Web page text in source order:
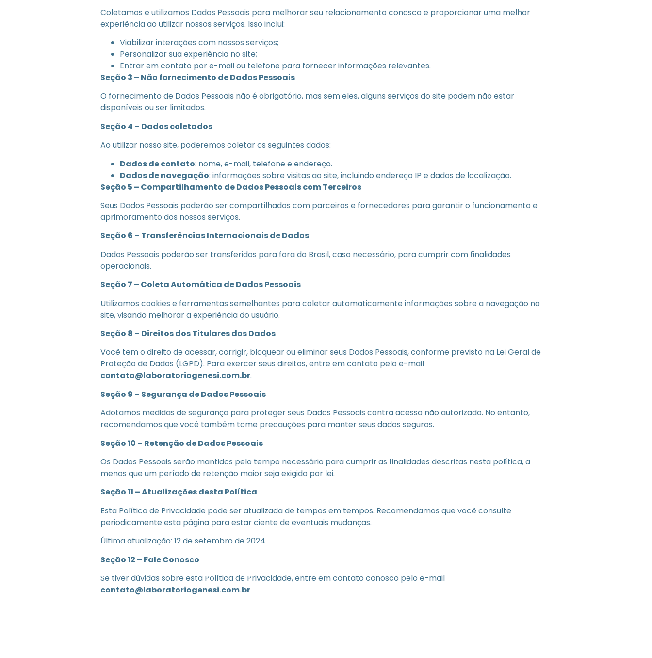
Coletamos e utilizamos Dados Pessoais para melhorar seu relacionamento conosco e proporcionar uma melhor
experiência ao utilizar nossos serviços. Isso inclui:
Viabilizar interações com nossos serviços;
Personalizar sua experiência no site;
Entrar em contato por e-mail ou telefone para fornecer informações relevantes.
Seção 3 – Não fornecimento de Dados Pessoais
O fornecimento de Dados Pessoais não é obrigatório, mas sem eles, alguns serviços do site podem não estar
disponíveis ou ser limitados.
Seção 4 – Dados coletados
Ao utilizar nosso site, poderemos coletar os seguintes dados:
Dados de contato: nome, e-mail, telefone e endereço.
Dados de navegação: informações sobre visitas ao site, incluindo endereço IP e dados de localização.
Seção 5 – Compartilhamento de Dados Pessoais com Terceiros
Seus Dados Pessoais poderão ser compartilhados com parceiros e fornecedores para garantir o funcionamento e
aprimoramento dos nossos serviços.
Seção 6 – Transferências Internacionais de Dados
Dados Pessoais poderão ser transferidos para fora do Brasil, caso necessário, para cumprir com finalidades
operacionais.
Seção 7 – Coleta Automática de Dados Pessoais
Utilizamos cookies e ferramentas semelhantes para coletar automaticamente informações sobre a navegação no
site, visando melhorar a experiência do usuário.
Seção 8 – Direitos dos Titulares dos Dados
Você tem o direito de acessar, corrigir, bloquear ou eliminar seus Dados Pessoais, conforme previsto na Lei Geral de
Proteção de Dados (LGPD). Para exercer seus direitos, entre em contato pelo e-mail
contato@laboratoriogenesi.com.br.
Seção 9 – Segurança de Dados Pessoais
Adotamos medidas de segurança para proteger seus Dados Pessoais contra acesso não autorizado. No entanto,
recomendamos que você também tome precauções para manter seus dados seguros.
Seção 10 – Retenção de Dados Pessoais
Os Dados Pessoais serão mantidos pelo tempo necessário para cumprir as finalidades descritas nesta política, a
menos que um período de retenção maior seja exigido por lei.
Seção 11 – Atualizações desta Política
Esta Política de Privacidade pode ser atualizada de tempos em tempos. Recomendamos que você consulte
periodicamente esta página para estar ciente de eventuais mudanças.
Última atualização: 12 de setembro de 2024.
Seção 12 – Fale Conosco
Se tiver dúvidas sobre esta Política de Privacidade, entre em contato conosco pelo e-mail
contato@laboratoriogenesi.com.br.